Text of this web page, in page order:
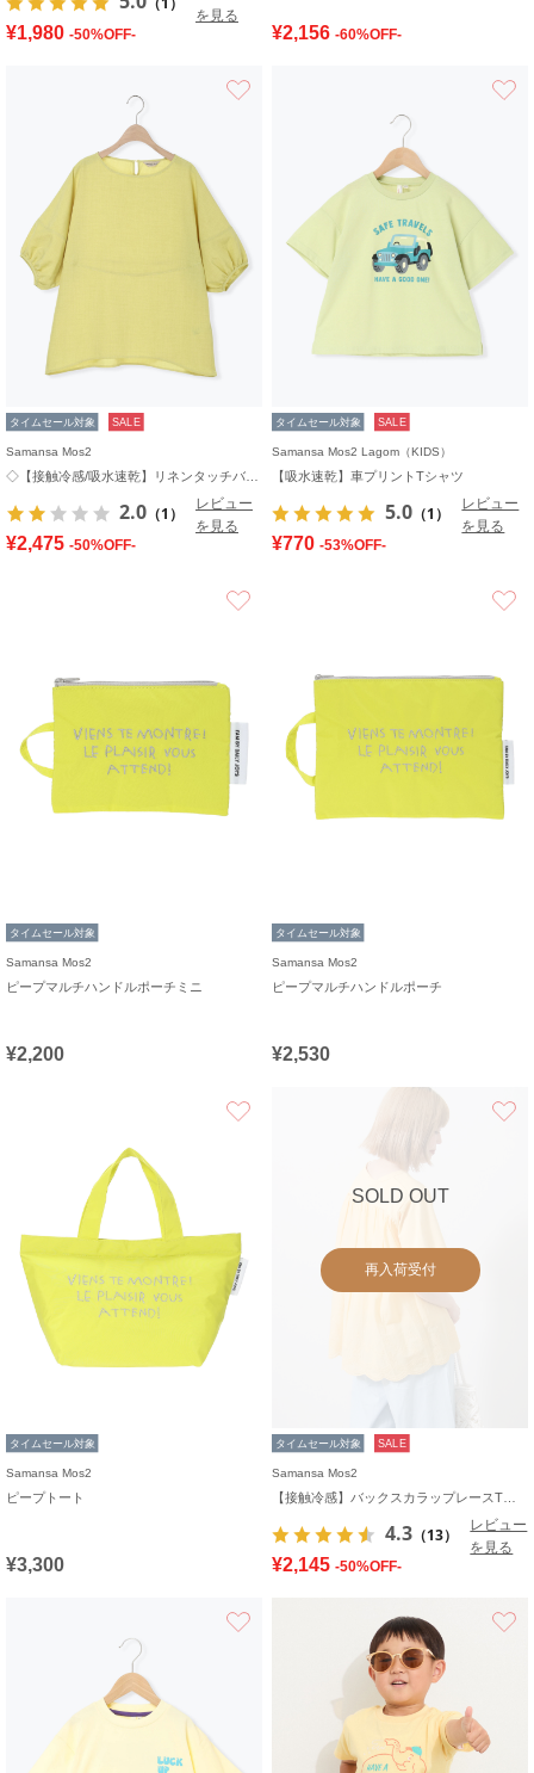
を見る
¥1,980 -50%OFF- ¥2,156 -60%OFF-
タイムセール対象 SALE
Samansa Mos2
2.0 （1）
レビュー
を見る
¥2,475 -50%OFF-
タイムセール対象 SALE
Samansa Mos2 Lagom（KIDS）
【吸水速乾】車プリントTシャツ
5.0 （1）
レビュー
を見る
¥770 -53%OFF-
タイムセール対象
Samansa Mos2
ピープマルチハンドルポーチミニ
¥2,200
タイムセール対象
Samansa Mos2
ピープマルチハンドルポーチ
¥2,530
タイムセール対象
Samansa Mos2
ピープトート
¥3,300
SOLD OUT
再入荷受付
タイムセール対象 SALE
Samansa Mos2
4.3 （13）
レビュー
を見る
¥2,145 -50%OFF-